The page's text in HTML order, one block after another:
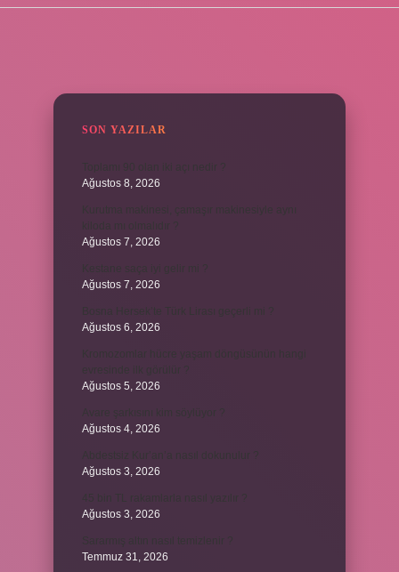
SON YAZILAR
Ağustos 8, 2026
Ağustos 7, 2026
Ağustos 7, 2026
Ağustos 6, 2026
Ağustos 5, 2026
Ağustos 4, 2026
Ağustos 3, 2026
Ağustos 3, 2026
Temmuz 31, 2026